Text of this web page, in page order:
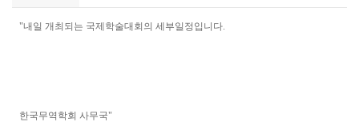
"내일 개최되는 국제학술대회의 세부일정입니다.
한국무역학회 사무국"